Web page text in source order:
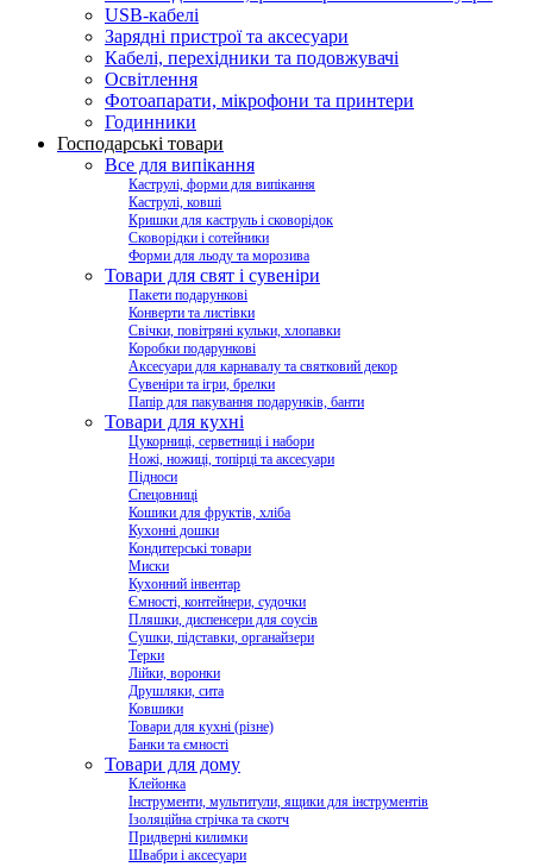
USB-кабелі
Зарядні пристрої та аксесуари
Кабелі, перехідники та подовжувачі
Освітлення
Фотоапарати, мікрофони та принтери
Годинники
Господарські товари
Все для випікання
Каструлі, форми для випікання
Каструлі, ковші
Кришки для каструль і сковорідок
Сковорідки і сотейники
Форми для льоду та морозива
Товари для свят і сувеніри
Пакети подарункові
Конверти та листівки
Свічки, повітряні кульки, хлопавки
Коробки подарункові
Аксесуари для карнавалу та святковий декор
Сувеніри та ігри, брелки
Папір для пакування подарунків, банти
Товари для кухні
Цукорниці, серветниці і набори
Ножі, ножиці, топірці та аксесуари
Підноси
Спецовниці
Кошики для фруктів, хліба
Кухонні дошки
Кондитерські товари
Миски
Кухонний інвентар
Ємності, контейнери, судочки
Пляшки, диспенсери для соусів
Сушки, підставки, органайзери
Терки
Лійки, воронки
Друшляки, сита
Ковшики
Товари для кухні (різне)
Банки та ємності
Товари для дому
Клейонка
Інструменти, мультитули, ящики для інструментів
Ізоляційна стрічка та скотч
Придверні килимки
Швабри і аксесуари